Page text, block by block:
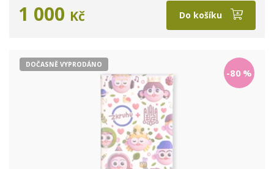
1 000 Kč Do košíku
-80 %
DOČASNĚ VYPRODÁNO